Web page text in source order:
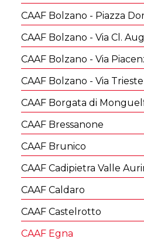
CAAF Bolzano - Piazza
CAAF Bolzano - Via Cl.
CAAF Bolzano - Via
CAAF Bolzano - Via Trieste
CAAF Borgata di
CAAF Bressanone
CAAF Brunico
CAAF Cadipietra Valle
CAAF Caldaro
CAAF Castelrotto
CAAF Egna